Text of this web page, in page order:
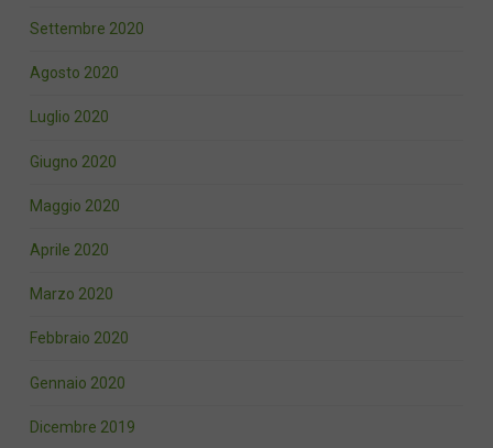
Settembre 2020
Agosto 2020
Luglio 2020
Giugno 2020
Maggio 2020
Aprile 2020
Marzo 2020
Febbraio 2020
Gennaio 2020
Dicembre 2019